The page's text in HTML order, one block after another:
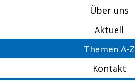
Über uns
Aktuell
Themen A-Z
Kontakt